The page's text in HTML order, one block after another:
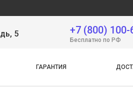
5 +7 (800) 100-
Бесплатно по РФ
ГАРАНТИЯ